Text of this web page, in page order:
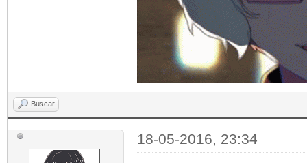
Buscar
18-05-2016, 23:34